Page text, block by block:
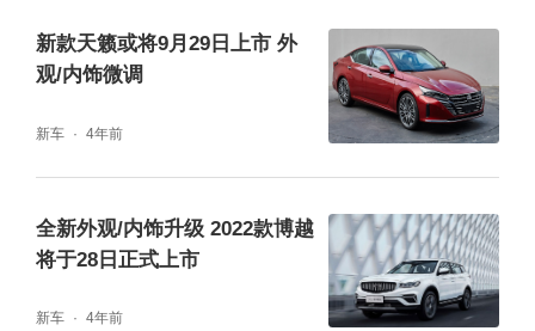
新款天籁或将9月29日上市 外
观/内饰微调
新车 4年前
全新外观/内饰升级 2022款博越
将于28日正式上市
新车 4年前